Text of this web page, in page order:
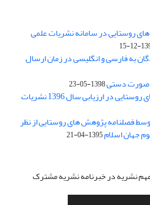
روستایی در سامانه نشریات علمی
به فارسی و انگلیسی در زمان ارسال
صورت دستی1398-05-23
کسب رتبه A فصلنامه پژوهش های روستایی در ارزیابی سال 1396 نشریات
فصلنامه پژوهش های روستایی از نظر
جهان اسلام1395-04-21
مهم نشریه در خبرنامه نشریه مشترک